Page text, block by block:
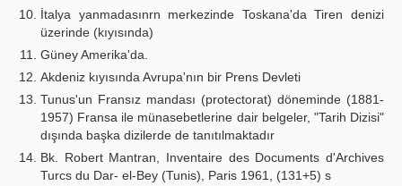
İtalya yanmadasınrn merkezinde Toskana'da Tiren denizi
üzerinde (kıyısında)
Güney Amerika'da.
Akdeniz kıyısında Avrupa'nın bir Prens Devleti
Tunus'un Fransız mandası (protectorat) döneminde (1881-
1957) Fransa ile münasebetlerine dair belgeler, "Tarih Dizisi"
dışında başka dizilerde de tanıtılmaktadır
Bk. Robert Mantran, Inventaire des Documents d'Archives
Turcs du Dar- el-Bey (Tunis), Paris 1961, (131+5) s